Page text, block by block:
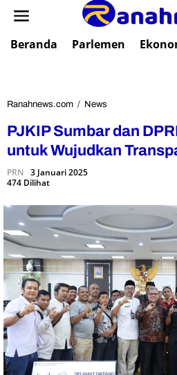
Beranda Parlemen
Ranahnews.com / News
K
I
b
a
r
d
a
n
D
P
R
D
PJKIP Sumbar dan
untuk Wujudkan
PRN 3 Januari 2025
474 Dilihat